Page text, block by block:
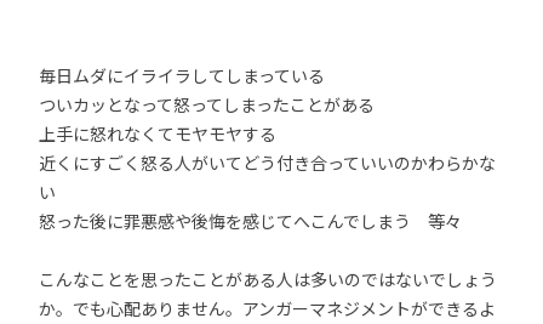
毎日ムダにイライラしてしまっている
ついカッとなって怒ってしまったことがある
上手に怒れなくてモヤモヤする
近くにすごく怒る人がいてどう付き合っていいのかわらかな
い
怒った後に罪悪感や後悔を感じてへこんでしまう 等々
こんなことを思ったことがある人は多いのではないでしょう
か。でも心配ありません。アンガーマネジメントができるよ